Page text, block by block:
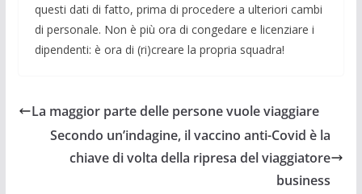
questi dati di fatto, prima di procedere a ulteriori cambi
di personale. Non è più ora di congedare e licenziare i
dipendenti: è ora di (ri)creare la propria squadra!
La maggior parte delle persone vuole viaggiare
Secondo un’indagine, il vaccino anti-Covid è la
chiave di volta della ripresa del viaggiatore
business